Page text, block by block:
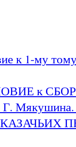
к 1-му
к
Мякушина.